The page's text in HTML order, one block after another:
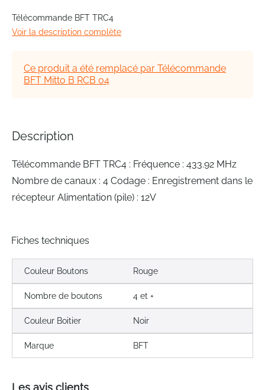
to
the
beginning
images
gallery
Télécommande BFT TRC4
Voir la description complète
Ce produit a été remplacé par Télécommande
BFT Mitto B RCB 04
Description
Télécommande BFT TRC4 : Fréquence : 433.92 MHz
Nombre de canaux : 4 Codage : Enregistrement dans le
récepteur Alimentation (pile) : 12V
Fiches techniques
Couleur Boutons Rouge
Nombre de boutons 4 et +
Couleur Boitier Noir
Marque BFT
Les avis clients